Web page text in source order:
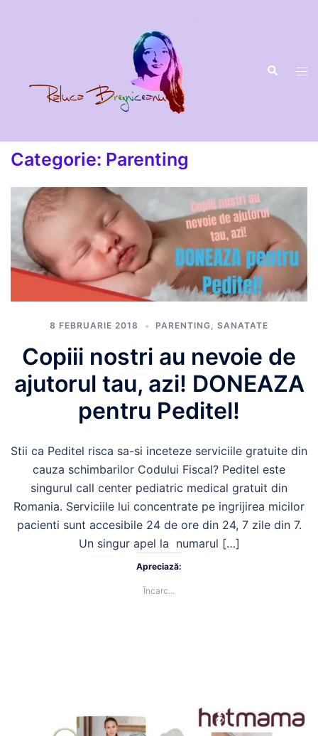
Categorie: Parenting
8 FEBRUARIE 2018 PARENTING, SANATATE
Copiii nostri au nevoie de
ajutorul tau, azi! DONEAZA
pentru Peditel!
Stii ca Peditel risca sa-si inceteze serviciile gratuite din
cauza schimbarilor Codului Fiscal? Peditel este
singurul call center pediatric medical gratuit din
Romania. Serviciile lui concentrate pe ingrijirea micilor
pacienti sunt accesibile 24 de ore din 24, 7 zile din 7.
Un singur apel la numarul […]
Apreciază:
Încarc...